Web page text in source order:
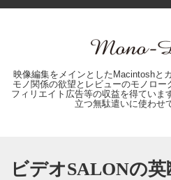
映像編集をメインとしたMacintoshと
モノ関係の欲望とレビューのモノロ
フィリエイト広告等の収益を得ていま
立つ無駄遣いに使わせ
ビデオSALONの英